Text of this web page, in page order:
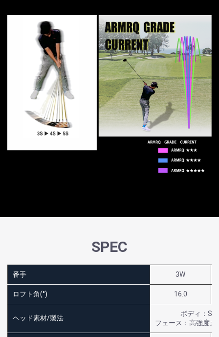
SPEC
番手 3W
ロフト角(°) 16.0
ヘッド素材/製法
ボディ：
フェース：高強度